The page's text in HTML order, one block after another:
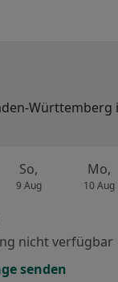
Württemberg
So,
9 Aug
Mo,
10 Aug
nicht verfügbar
senden